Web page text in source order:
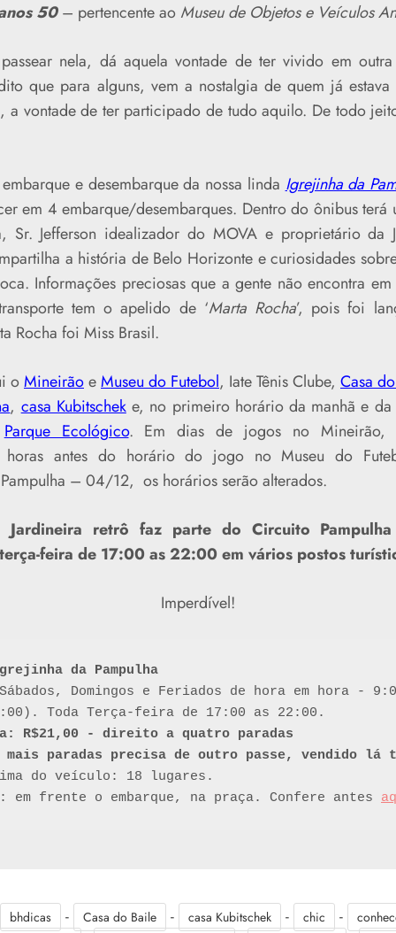
50 – pertencente ao Museu de Objetos e Veículos
nela, dá aquela vontade de ter vivido em
que para alguns, vem a nostalgia de quem já
a vontade de ter participado de tudo aquilo. De todo
e desembarque da nossa linda Igrejinha da
em 4 embarque/desembarques. Dentro do ônibus
Sr. Jefferson idealizador do MOVA e proprietário da
a história de Belo Horizonte e curiosidades
Informações preciosas que a gente não encontra em
tem o apelido de ‘Marta Rocha’, pois foi
Rocha foi Miss Brasil.
oMineirãoeMuseu do Futebol, Iate Tênis Clube, Casa
, casa Kubitscheke, no primeiro horário da manhã e da
Parque Ecológico. Em dias de jogos no Mineirão,
horas antes do horário do jogo no Museu do
– 04/12, os horários serão alterados.
Jardineira retrô faz parte do Circuito
feira de 17:00 as 22:00 em vários postos
Imperdível!
da Pampulha
Domingos e Feriados de hora em hora -
R$21,00 - direito a quatro paradas
do veículo: 18 lugares.
em frente o embarque, na praça. Confere antes
bhdicas - Casa do Baile - casa Kubitschek - chic -